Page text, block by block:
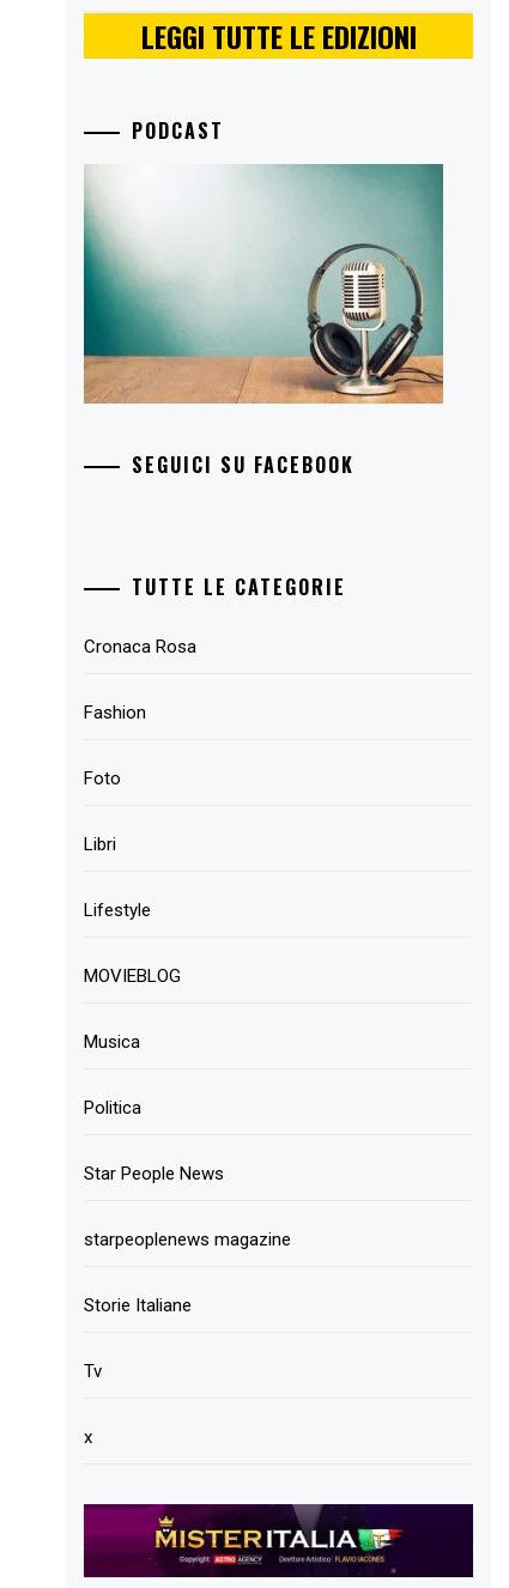
LEGGI TUTTE LE EDIZIONI
PODCAST
SEGUICI SU FACEBOOK
TUTTE LE CATEGORIE
Cronaca Rosa
Fashion
Foto
Libri
Lifestyle
MOVIEBLOG
Musica
Politica
Star People News
starpeoplenews magazine
Storie Italiane
Tv
x